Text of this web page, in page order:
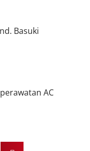
Basuki
AC